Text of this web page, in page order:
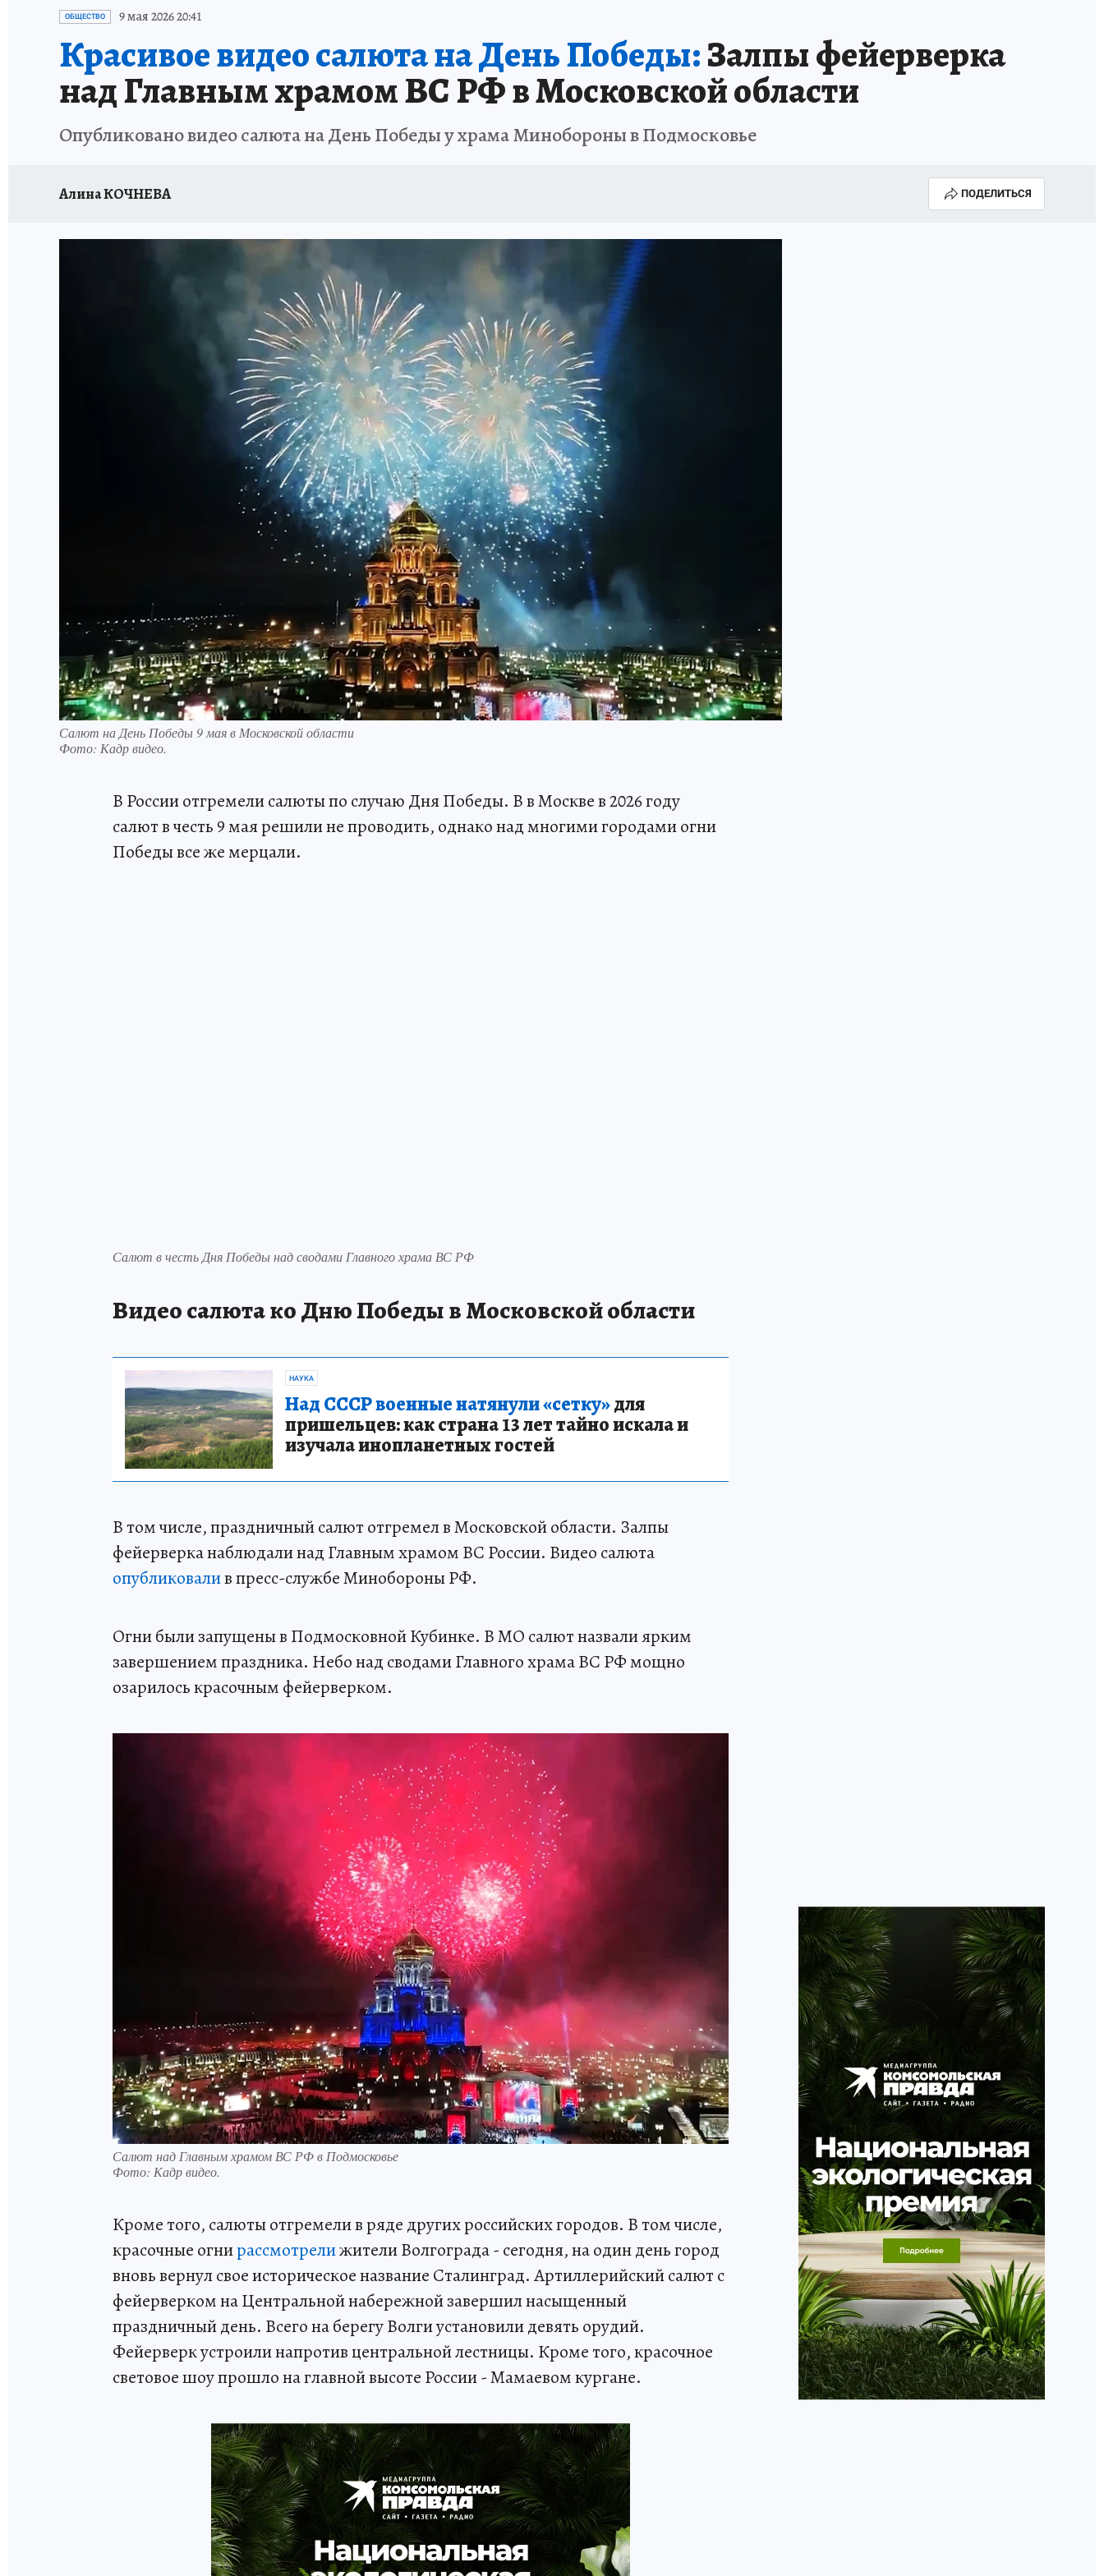
ИСПЫТАНО НА СЕБЕ
ОБЩЕСТВО 9 мая 2026 20:41
Красивое видео салюта на День Победы:Залпы фейерверка
над Главным храмом ВС РФ в Московской области
Опубликовано видео салюта на День Победы у храма Минобороны в Подмосковье
Алина КОЧНЕВА ПОДЕЛИТЬСЯ
Салют на День Победы 9 мая в Московской области
Фото: Кадр видео.
В России отгремели салюты по случаю Дня Победы. В в Москве в 2026 году
салют в честь 9 мая решили не проводить, однако над многими городами огни
Победы все же мерцали.
Салют в честь Дня Победы над сводами Главного храма ВС РФ
Видео салюта ко Дню Победы в Московской области
НАУКА
Над СССР военные натянули «сетку»для
пришельцев: как страна 13 лет тайно искала и
изучала инопланетных гостей
В том числе, праздничный салют отгремел в Московской области. Залпы
фейерверка наблюдали над Главным храмом ВС России. Видео салюта
опубликовалив пресс-службе Минобороны РФ.
Огни были запущены в Подмосковной Кубинке. В МО салют назвали ярким
завершением праздника. Небо над сводами Главного храма ВС РФ мощно
озарилось красочным фейерверком.
Салют над Главным храмом ВС РФ в Подмосковье
Фото: Кадр видео.
Кроме того, салюты отгремели в ряде других российских городов. В том числе,
красочные огнирассмотрелижители Волгограда - сегодня, на один день город
вновь вернул свое историческое название Сталинград. Артиллерийский салют с
фейерверком на Центральной набережной завершил насыщенный
праздничный день. Всего на берегу Волги установили девять орудий.
Фейерверк устроили напротив центральной лестницы. Кроме того, красочное
световое шоу прошло на главной высоте России - Мамаевом кургане.